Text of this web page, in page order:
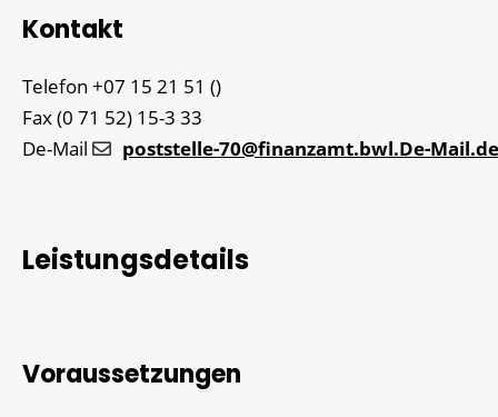
Kontakt
Telefon +07 15 21 51 ()
Fax(0 71 52) 15-3 33
De-Mail
poststelle-70@finanzamt.bwl.De-Mail.de
Leistungsdetails
Voraussetzungen